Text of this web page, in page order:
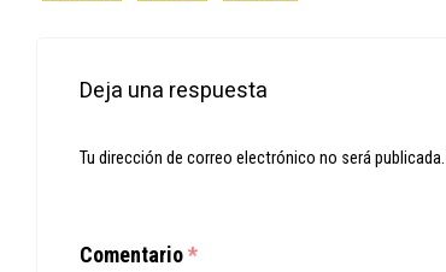
Deja una respuesta
Tu dirección de correo electrónico no será publicada.
Comentario*